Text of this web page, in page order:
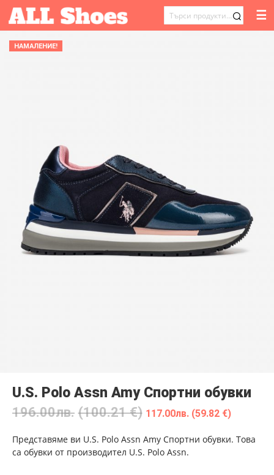
ТЪРСЕНЕ
☰
НАМАЛЕНИЕ!
U.S. Polo Assn Amy Спортни обувки
196.00лв. (100.21 €) 117.00лв. (59.82 €)
Представяме ви U.S. Polo Assn Amy Спортни обувки. Това
са обувки от производител U.S. Polo Assn.